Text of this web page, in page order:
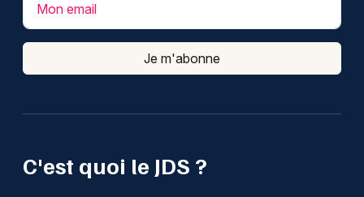
C'est quoi le JDS ?
Mon email
Je m'abonne